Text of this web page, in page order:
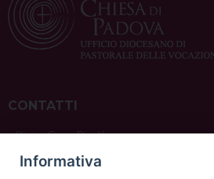
CONTATTI
ufficio: Casa Pio X
via Bonporti, 20 – 35141 Padova
tel: +39 351 619 2354
Informativa